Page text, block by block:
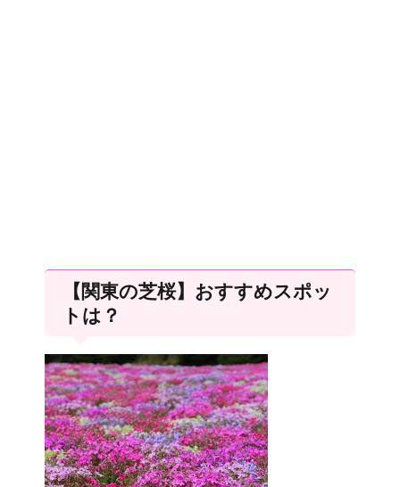
【関東の芝桜】おすすめスポッ
トは？